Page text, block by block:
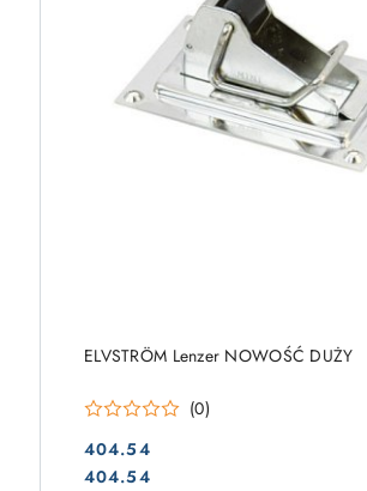
ELVSTRÖM Lenzer NOWOŚĆ DUŻY
(0)
Cena:
404.54
Cena:
404.54
DO KOSZYKA